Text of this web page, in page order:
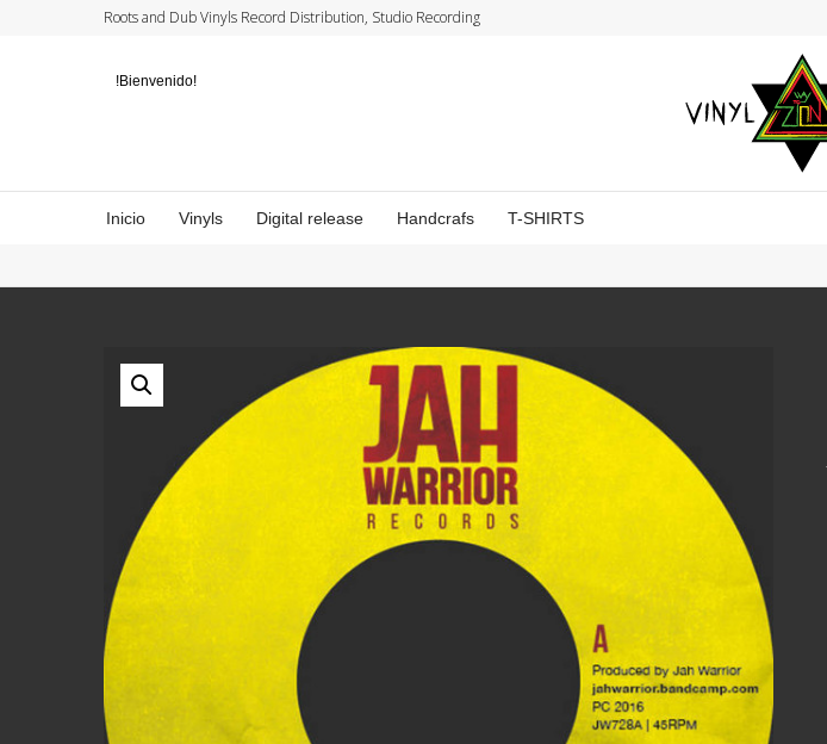
Roots and Dub Vinyls Record Distribution, Studio Recording
!Bienvenido!
Inicio Vinyls Digital release Handcrafs T-SHIRTS